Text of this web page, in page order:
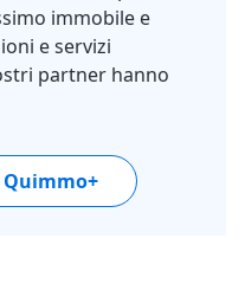
immobile e
e servizi
partner hanno